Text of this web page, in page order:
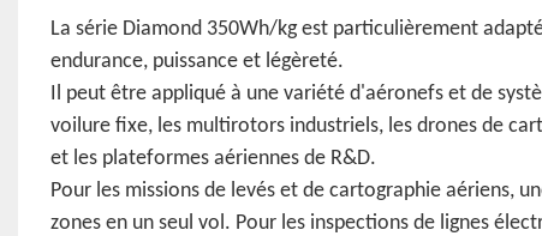
La série Diamond 350Wh/kg est particulièrement
endurance, puissance et légèreté.
Il peut être appliqué à une variété d'aéronefs et de
voilure fixe, les multirotors industriels, les drones de
et les plateformes aériennes de R&D.
Pour les missions de levés et de cartographie aériens,
zones en un seul vol. Pour les inspections de lignes